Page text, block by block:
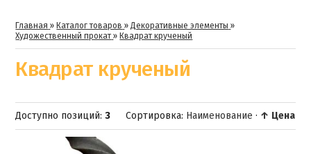
Главная » Каталог товаров »Декоративные элементы »
Художественный прокат » Квадрат крученый
Квадрат крученый
Доступно позиций:3 Сортировка: Наименование · ↑ Цена